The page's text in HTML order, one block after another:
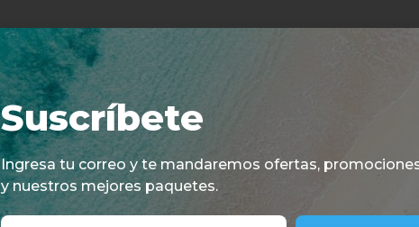
Suscríbete
Ingresa tu correo y te mandaremos ofertas,
y nuestros mejores paquetes.